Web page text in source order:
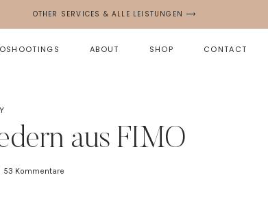
OTHER SERVICES & ALLE LEISTUNGEN ⟶
ABOUT SHOP CONTACT
aus FIMO
53 Kommentare